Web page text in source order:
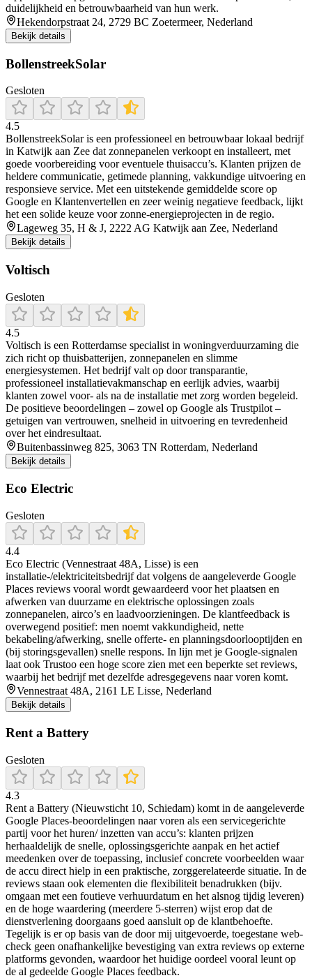
duidelijkheid en betrouwbaarheid van hun werk.
Hekendorpstraat 24, 2729 BC Zoetermeer, Nederland
Bekijk details
BollenstreekSolar
Gesloten
4.5
BollenstreekSolar is een professioneel en betrouwbaar lokaal bedrijf
in Katwijk aan Zee dat zonnepanelen verkoopt en installeert, met
goede voorbereiding voor eventuele thuisaccu’s. Klanten prijzen de
heldere communicatie, getimede planning, vakkundige uitvoering en
responsieve service. Met een uitstekende gemiddelde score op
Google en Klantenvertellen en zeer weinig negatieve feedback, lijkt
het een solide keuze voor zonne-energieprojecten in de regio.
Lageweg 35, H & J, 2222 AG Katwijk aan Zee, Nederland
Bekijk details
Voltisch
Gesloten
4.5
Voltisch is een Rotterdamse specialist in woningverduurzaming die
zich richt op thuisbatterijen, zonnepanelen en slimme
energiesystemen. Het bedrijf valt op door transparantie,
professioneel installatievakmanschap en eerlijk advies, waarbij
klanten zowel voor- als na de installatie met zorg worden begeleid.
De positieve beoordelingen – zowel op Google als Trustpilot –
getuigen van vertrouwen, snelheid in uitvoering en tevredenheid
over het eindresultaat.
Buitenbassinweg 825, 3063 TN Rotterdam, Nederland
Bekijk details
Eco Electric
Gesloten
4.4
Eco Electric (Vennestraat 48A, Lisse) is een
installatie-/elektriciteitsbedrijf dat volgens de aangeleverde Google
Places reviews vooral wordt gewaardeerd voor het plaatsen en
afwerken van duurzame en elektrische oplossingen zoals
zonnepanelen, airco’s en laadvoorzieningen. De klantfeedback is
overwegend positief: men noemt vakkundigheid, nette
bekabeling/afwerking, snelle offerte- en planningsdoorlooptijden en
(bij storingsgevallen) snelle respons. In lijn met je Google-signalen
laat ook Trustoo een hoge score zien met een beperkte set reviews,
waarbij het bedrijf met dezelfde adresgegevens naar voren komt.
Vennestraat 48A, 2161 LE Lisse, Nederland
Bekijk details
Rent a Battery
Gesloten
4.3
Rent a Battery (Nieuwsticht 10, Schiedam) komt in de aangeleverde
Google Places-beoordelingen naar voren als een servicegerichte
partij voor het huren/ inzetten van accu’s: klanten prijzen
herhaaldelijk de snelle, oplossingsgerichte aanpak en het actief
meedenken over de toepassing, inclusief concrete voorbeelden waar
de accu direct hielp in een praktische, zorggerelateerde situatie. In de
reviews staan ook elementen die flexibiliteit benadrukken (bijv.
omgaan met een foutieve verhuurdatum en het alsnog tijdig leveren)
en de hoge waardering (meerdere 5-sterren) wijst erop dat de
dienstverlening doorgaans goed aansluit op de klantbehoefte.
Tegelijk is er op basis van de door mij uitgevoerde, toegestane web-
check geen onafhankelijke bevestiging van extra reviews op externe
platforms gevonden, waardoor het huidige oordeel vooral leunt op
de al gedeelde Google Places feedback.